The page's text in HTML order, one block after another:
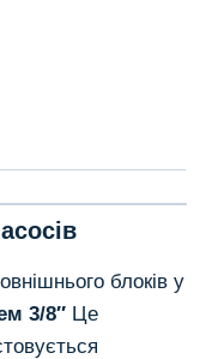
блоків у
3/8″ Це